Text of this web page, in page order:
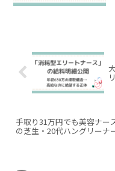
手取り31万円でも美容ナー
の芝生・20代ハングリーナ